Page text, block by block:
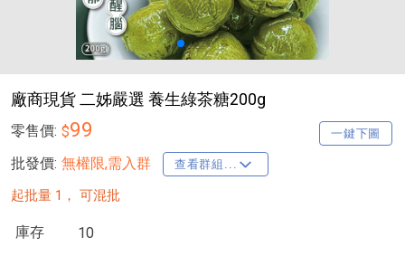
廠商現貨 二姊嚴選 養生綠茶糖200g
零售價: $99 一鍵下圖
批發價: 無權限,需入群 查看群組...
起批量 1， 可混批
庫存 10